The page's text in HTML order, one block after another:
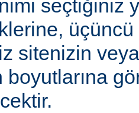
seçtiğiniz
sitenizin
boyutlarına